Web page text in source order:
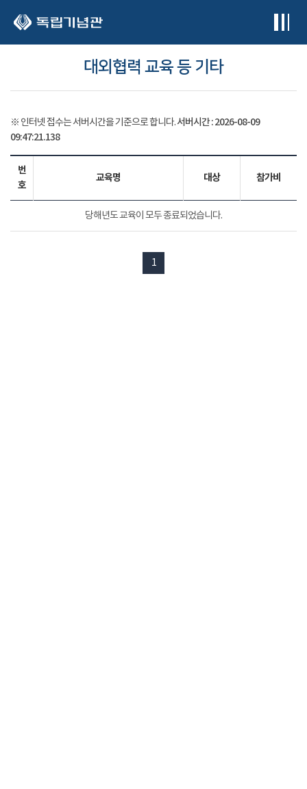
대외협력 교육 등 기타
※ 인터넷 접수는 서버시간을 기준으로 합니다.서버시간 :2026-08-09
09:47:21.156
번
호
교육명 대상 참가비
당해년도 교육이 모두 종료되었습니다.
1